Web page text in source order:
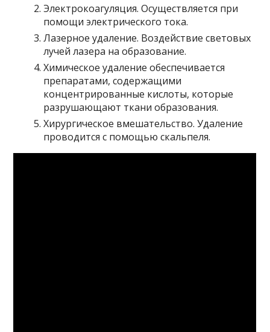
Электрокоагуляция. Осуществляется при
помощи электрического тока.
Лазерное удаление. Воздействие световых
лучей лазера на образование.
Химическое удаление обеспечивается
препаратами, содержащими
концентрированные кислоты, которые
разрушающают ткани образования.
Хирургическое вмешательство. Удаление
проводится с помощью скальпеля.